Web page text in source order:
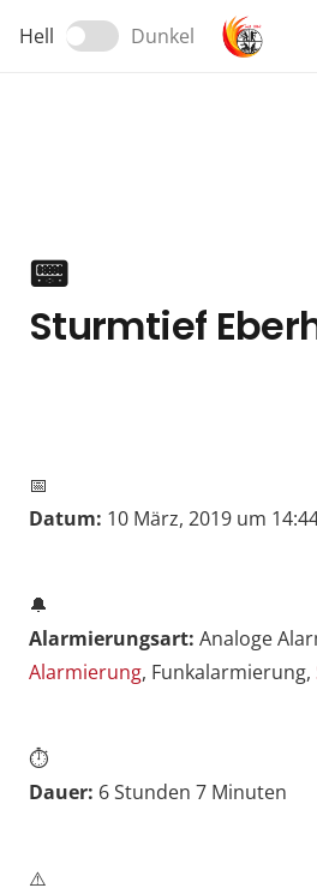
Hell Dunkel
📟
Sturmtief
📅
Datum: 10 März, 2019 um
🔔
Alarmierungsart: Analoge
Alarmierung, Funkalarmierung,
⏱️
Dauer: 6 Stunden 7 Minuten
⚠️